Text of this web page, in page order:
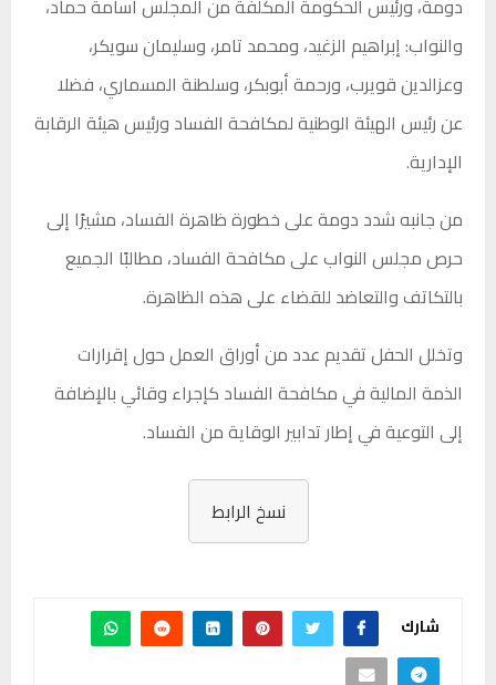
والنواب: إبراهيم الزغيد، ومحمد تامر، وسليمان سويكر،
وعزالدين قويرب، ورحمة أبوبكر، وسلطنة المسماري، فضلا
عن رئيس الهيئة الوطنية لمكافحة الفساد ورئيس هيئة الرقابة
الإدارية.
من جانبه شدد دومة على خطورة ظاهرة الفساد، مشيرًا إلى
حرص مجلس النواب على مكافحة الفساد، مطالبًا الجميع
بالتكاتف والتعاضد للقضاء على هذه الظاهرة.
وتخلل الحفل تقديم عدد من أوراق العمل حول إقرارات
الذمة المالية في مكافحة الفساد كإجراء وقائي بالإضافة
إلى التوعية في إطار تدابير الوقاية من الفساد.
نسخ الرابط
شارك